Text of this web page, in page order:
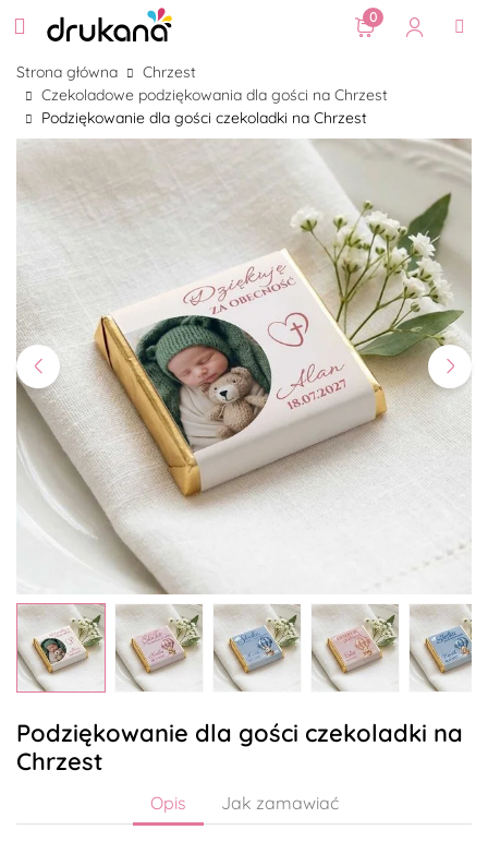
0
Strona główna
Chrzest
Czekoladowe podziękowania dla gości na Chrzest
Podziękowanie dla gości czekoladki na Chrzest
Podziękowanie dla gości czekoladki na
Chrzest
Opis Jak zamawiać